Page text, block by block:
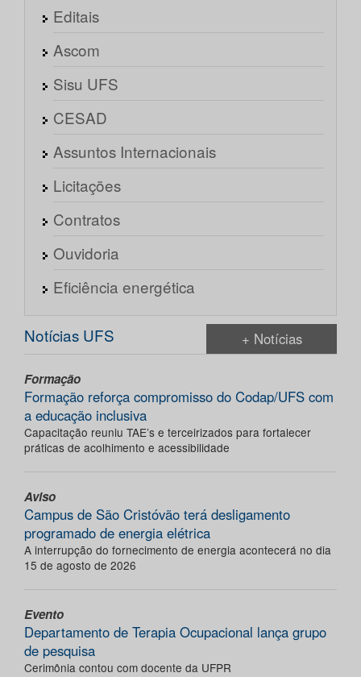
Editais
Ascom
Sisu UFS
CESAD
Assuntos Internacionais
Licitações
Contratos
Ouvidoria
Eficiência energética
Notícias UFS + Notícias
Formação
Formação reforça compromisso do Codap/UFS com
a educação inclusiva
Capacitação reuniu TAE’s e terceirizados para fortalecer
práticas de acolhimento e acessibilidade
Aviso
Campus de São Cristóvão terá desligamento
programado de energia elétrica
A interrupção do fornecimento de energia acontecerá no dia
15 de agosto de 2026
Evento
Departamento de Terapia Ocupacional lança grupo
de pesquisa
Cerimônia contou com docente da UFPR